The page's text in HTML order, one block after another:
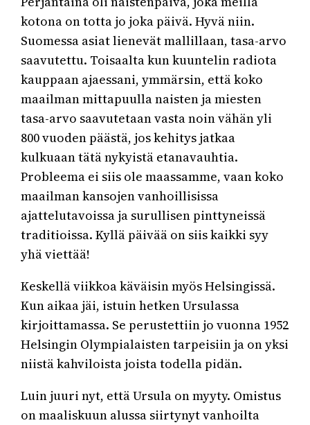
kotona on totta jo joka päivä. Hyvä niin.
Suomessa asiat lienevät mallillaan, tasa-arvo
saavutettu. Toisaalta kun kuuntelin radiota
kauppaan ajaessani, ymmärsin, että koko
maailman mittapuulla naisten ja miesten
tasa-arvo saavutetaan vasta noin vähän yli
800 vuoden päästä, jos kehitys jatkaa
kulkuaan tätä nykyistä etanavauhtia.
Probleema ei siis ole maassamme, vaan koko
maailman kansojen vanhoillisissa
ajattelutavoissa ja surullisen pinttyneissä
traditioissa. Kyllä päivää on siis kaikki syy
yhä viettää!
Keskellä viikkoa käväisin myös Helsingissä.
Kun aikaa jäi, istuin hetken Ursulassa
kirjoittamassa. Se perustettiin jo vuonna 1952
Helsingin Olympialaisten tarpeisiin ja on yksi
niistä kahviloista joista todella pidän.
Luin juuri nyt, että Ursula on myyty. Omistus
on maaliskuun alussa siirtynyt vanhoilta